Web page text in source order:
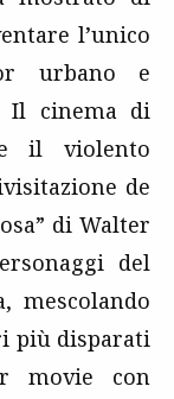
l’unico
urbano e
Il cinema di
il violento
de
di Walter
del
mescolando
più disparati
movie con